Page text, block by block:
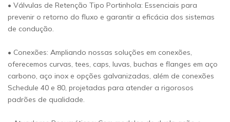
• Válvulas de Retenção Tipo Portinhola: Essenciais para
prevenir o retorno do fluxo e garantir a eficácia dos sistemas
de condução.
• Conexões: Ampliando nossas soluções em conexões,
oferecemos curvas, tees, caps, luvas, buchas e flanges em aço
carbono, aço inox e opções galvanizadas, além de conexões
Schedule 40 e 80, projetadas para atender a rigorosos
padrões de qualidade.